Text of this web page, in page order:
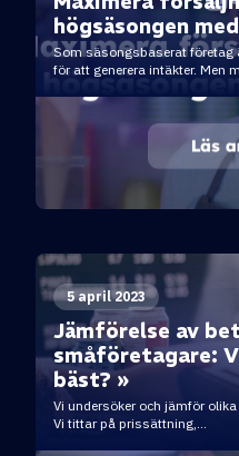
högsäsongen
Som säsongsbaserat företag
för att generera intäkter. Men
5 april 2023
Jämförelse av
småföretagare:
bäst? »
Vi undersöker och jämför
Vi tittar på prissättning,...